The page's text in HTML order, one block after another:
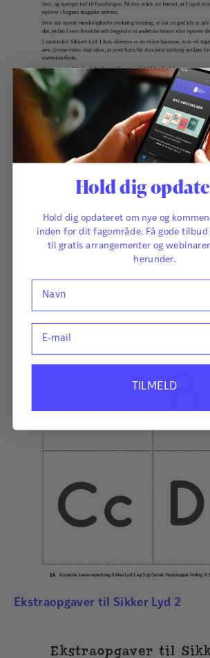
Ark 3 Bogstavkort
Ekstraopgaver til Sikker Lyd 2
Hold dig
Hold dig opdateret om nye og
inden for dit fagområde. Få gode
til gratis arrangementer og
herunder.
Navn
E-mail
TILMELD